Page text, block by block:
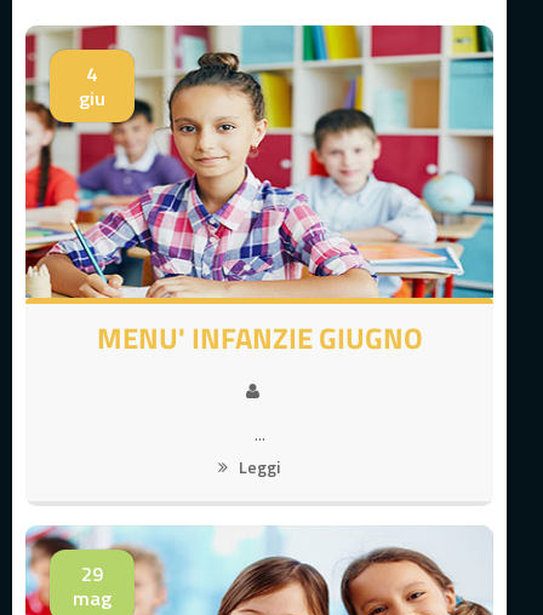
4
giu
MENU' INFANZIE GIUGNO
...
Leggi
29
mag